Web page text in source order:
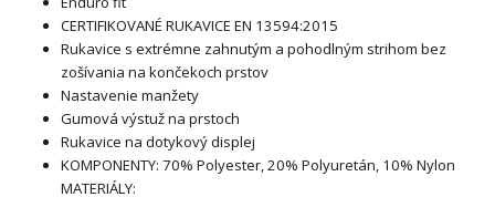
CERTIFIKOVANÉ RUKAVICE EN 13594:2015
Rukavice s extrémne zahnutým a pohodlným strihom bez
zošívania na končekoch prstov
Nastavenie manžety
Gumová výstuž na prstoch
Rukavice na dotykový displej
KOMPONENTY: 70% Polyester, 20% Polyuretán, 10% Nylon
MATERIÁLY: